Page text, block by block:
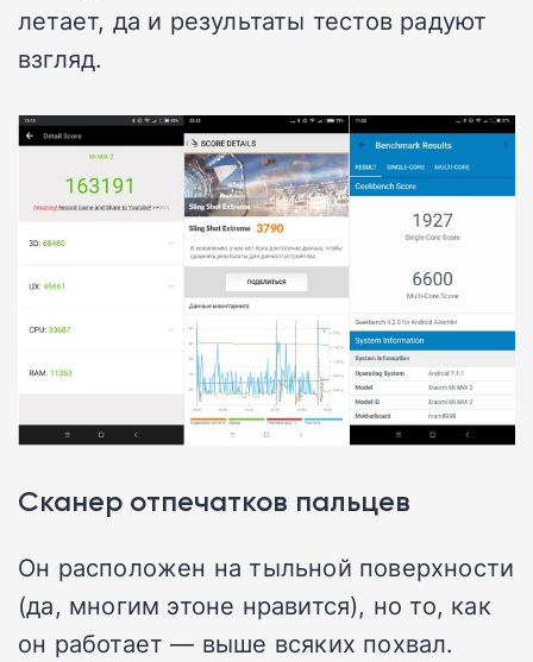
летает, да и результаты тестов радуют
взгляд.
Cканер отпечатков пальцев
Он расположен на тыльной поверхности
(да, многим этоне нравится), но то, как
он работает — выше всяких похвал.